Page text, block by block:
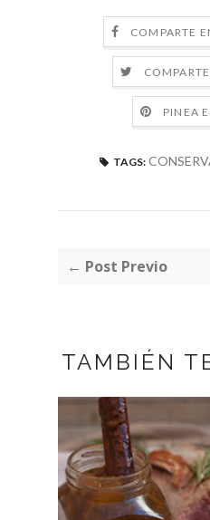
COMPARTE
PINEA
TAGS:
← Post Previo
TAMBIÉN